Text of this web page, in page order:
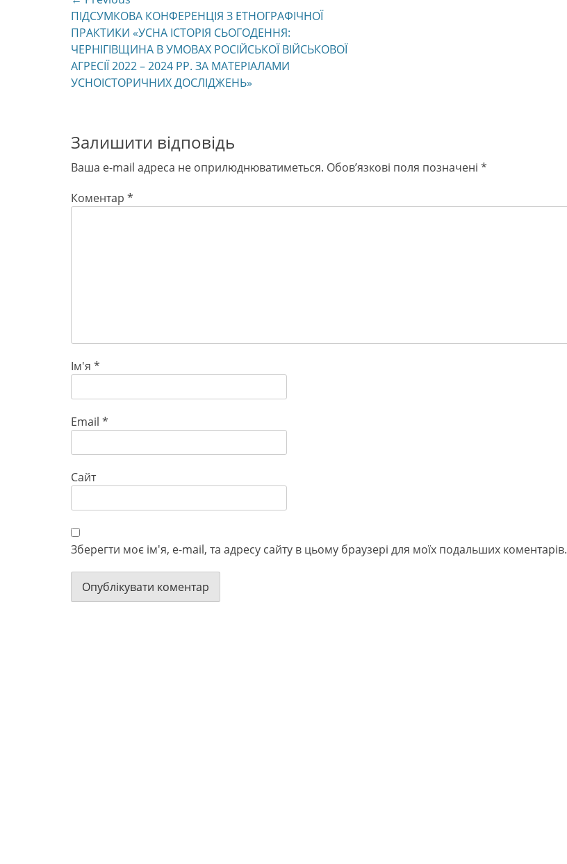
записів
Previous
post:
ПІДСУМКОВА КОНФЕРЕНЦІЯ З ЕТНОГРАФІЧНОЇ
ПРАКТИКИ «УСНА ІСТОРІЯ СЬОГОДЕННЯ:
ЧЕРНІГІВЩИНА В УМОВАХ РОСІЙСЬКОЇ ВІЙСЬКОВОЇ
АГРЕСІЇ 2022 – 2024 РР. ЗА МАТЕРІАЛАМИ
УСНОІСТОРИЧНИХ ДОСЛІДЖЕНЬ»
Залишити відповідь
Ваша e-mail адреса не оприлюднюватиметься. Обов’язкові поля позначені *
Коментар *
Ім'я *
Email *
Сайт
Зберегти моє ім'я, e-mail, та адресу сайту в цьому браузері для моїх подальших коментарів.